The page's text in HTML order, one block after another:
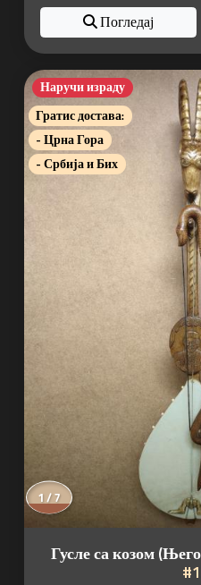
Погледај
Наручи израду
Гратис достава:
- Црна Гора
- Србија и Бих
1 / 7
Гусле са козом